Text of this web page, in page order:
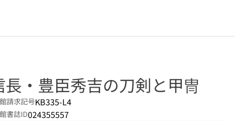
リンク
長・豊臣秀吉の刀剣と甲冑
請求記号KB335-L4
書誌ID024355557